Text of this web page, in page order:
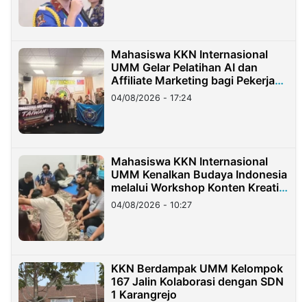
Mahasiswa KKN Internasional
UMM Gelar Pelatihan AI dan
Affiliate Marketing bagi Pekerja
Migran Indonesia di Taiwan
04/08/2026 - 17:24
Mahasiswa KKN Internasional
UMM Kenalkan Budaya Indonesia
melalui Workshop Konten Kreatif
di Taiwan
04/08/2026 - 10:27
KKN Berdampak UMM Kelompok
167 Jalin Kolaborasi dengan SDN
1 Karangrejo